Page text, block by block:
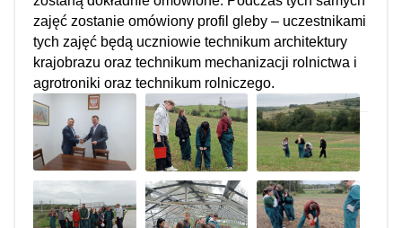
zajęć zostanie omówiony profil gleby – uczestnikami
tych zajęć będą uczniowie technikum architektury
krajobrazu oraz technikum mechanizacji rolnictwa i
agrotroniki oraz technikum rolniczego.